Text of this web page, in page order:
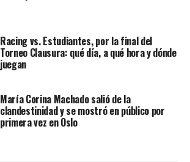
Racing vs. Estudiantes, por la final del
Torneo Clausura: qué día, a qué hora y dónde
juegan
María Corina Machado salió de la
clandestinidad y se mostró en público por
primera vez en Oslo